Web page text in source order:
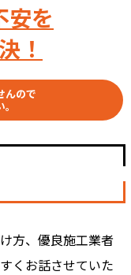
安を
！
んので
方、優良施工業者
くお話させていた